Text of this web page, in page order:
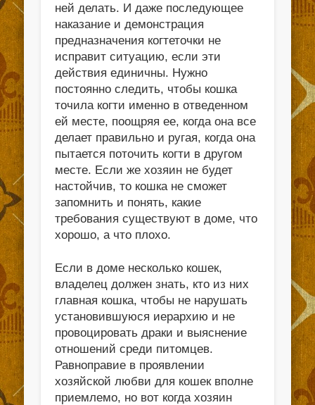
ней делать. И даже последующее
наказание и демонстрация
предназначения когтеточки не
исправит ситуацию, если эти
действия единичны. Нужно
постоянно следить, чтобы кошка
точила когти именно в отведенном
ей месте, поощряя ее, когда она все
делает правильно и ругая, когда она
пытается поточить когти в другом
месте. Если же хозяин не будет
настойчив, то кошка не сможет
запомнить и понять, какие
требования существуют в доме, что
хорошо, а что плохо.
Если в доме несколько кошек,
владелец должен знать, кто из них
главная кошка, чтобы не нарушать
установившуюся иерархию и не
провоцировать драки и выяснение
отношений среди питомцев.
Равноправие в проявлении
хозяйской любви для кошек вполне
приемлемо, но вот когда хозяин